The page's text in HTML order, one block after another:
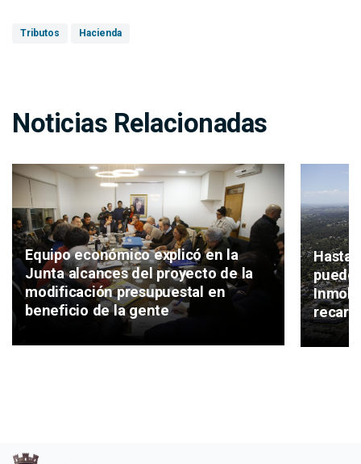
Tributos Hacienda
Noticias Relacionadas
Equipo económico explicó en la
Junta alcances del proyecto de la
modificación presupuestal en
beneficio de la gente
Hasta
puede